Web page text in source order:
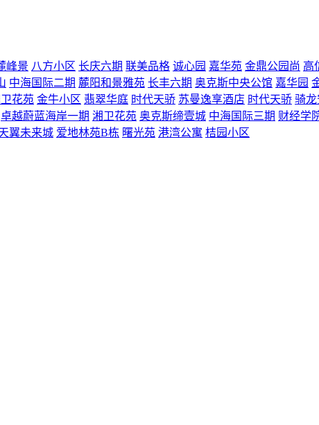
峰景 八方小区 长庆六期 联美品格 诚心园 嘉华苑 金鼎公园尚 高
中海国际二期 麓阳和景雅苑 长丰六期 奥克斯中央公馆 嘉华园
花苑 金牛小区 翡翠华庭 时代天骄 苏曼逸享酒店 时代天骄 骑龙
卓越蔚蓝海岸一期 湘卫花苑 奥克斯缔壹城 中海国际三期 财经学
翼未来城 爱地林苑B栋 曙光苑 港湾公寓 桔园小区